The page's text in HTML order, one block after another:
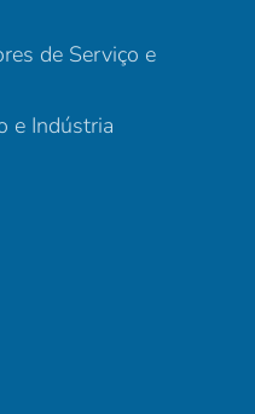
de Serviço e
e Indústria